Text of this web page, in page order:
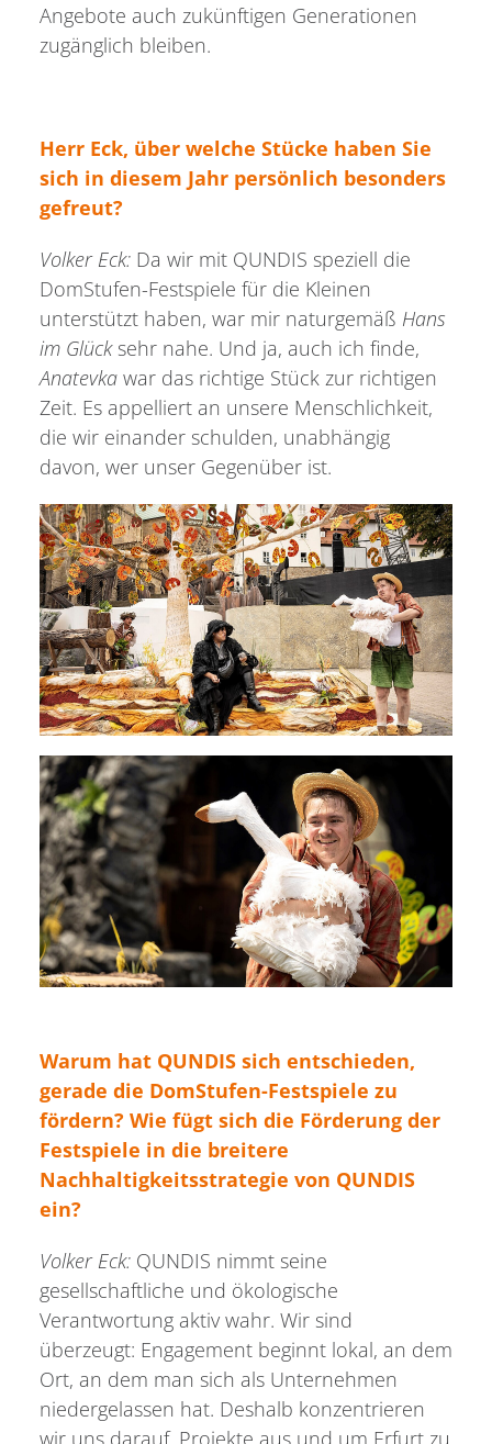
Angebote auch zukünftigen Generationen
zugänglich bleiben.
Herr Eck, über welche Stücke haben Sie
sich in diesem Jahr persönlich besonders
gefreut?
Volker Eck: Da wir mit QUNDIS speziell die
DomStufen-Festspiele für die Kleinen
unterstützt haben, war mir naturgemäß Hans
im Glücksehr nahe. Und ja, auch ich finde,
Anatevka war das richtige Stück zur richtigen
Zeit. Es appelliert an unsere Menschlichkeit,
die wir einander schulden, unabhängig
davon, wer unser Gegenüber ist.
Warum hat QUNDIS sich entschieden,
gerade die DomStufen-Festspiele zu
fördern? Wie fügt sich die Förderung der
Festspiele in die breitere
Nachhaltigkeitsstrategie von QUNDIS
ein?
Volker Eck: QUNDIS nimmt seine
gesellschaftliche und ökologische
Verantwortung aktiv wahr. Wir sind
überzeugt: Engagement beginnt lokal, an dem
Ort, an dem man sich als Unternehmen
niedergelassen hat. Deshalb konzentrieren
wir uns darauf, Projekte aus und um Erfurt zu